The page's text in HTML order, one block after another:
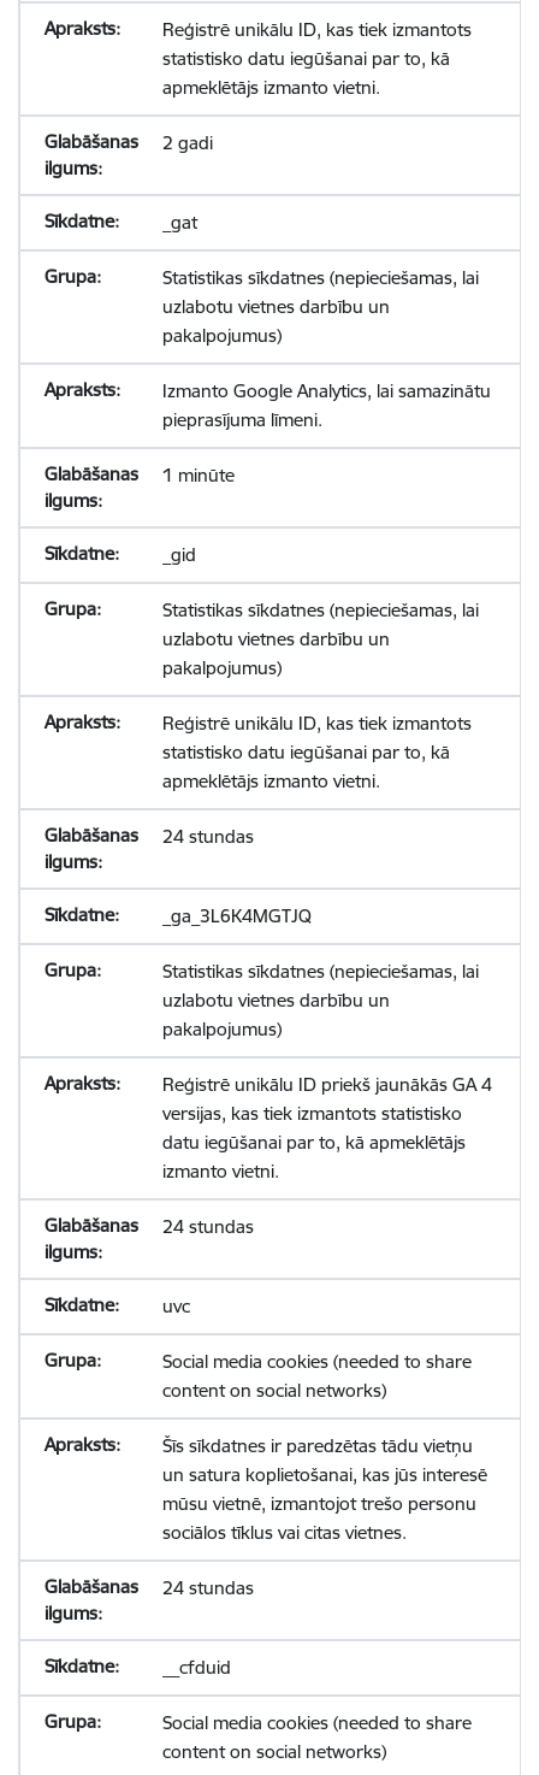
Reģistrē unikālu ID, kas tiek izmantots
statistisko datu iegūšanai par to, kā
apmeklētājs izmanto vietni.
2 gadi
_gat
Statistikas sīkdatnes (nepieciešamas, lai
uzlabotu vietnes darbību un
pakalpojumus)
Izmanto Google Analytics, lai samazinātu
pieprasījuma līmeni.
1 minūte
_gid
Statistikas sīkdatnes (nepieciešamas, lai
uzlabotu vietnes darbību un
pakalpojumus)
Reģistrē unikālu ID, kas tiek izmantots
statistisko datu iegūšanai par to, kā
apmeklētājs izmanto vietni.
24 stundas
_ga_3L6K4MGTJQ
Statistikas sīkdatnes (nepieciešamas, lai
uzlabotu vietnes darbību un
pakalpojumus)
Reģistrē unikālu ID priekš jaunākās GA 4
versijas, kas tiek izmantots statistisko
datu iegūšanai par to, kā apmeklētājs
izmanto vietni.
24 stundas
uvc
Social media cookies (needed to share
content on social networks)
Šīs sīkdatnes ir paredzētas tādu vietņu
un satura koplietošanai, kas jūs interesē
mūsu vietnē, izmantojot trešo personu
sociālos tīklus vai citas vietnes.
24 stundas
__cfduid
Social media cookies (needed to share
content on social networks)